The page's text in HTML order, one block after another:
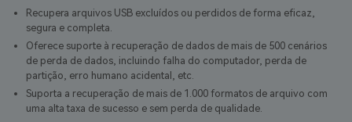
Loja
Suporte
Recoverit para Mac
Recuperar arquivos de documentos
Recuperação de dispositivos
Soluções de arquivos
Soluções para computadores
Soluções para armazenamento
Porque Recoverit
Especialista em recuperação de dados
Histórias de usuários
Guide
Recupera arquivos USB excluídos ou perdidos de forma eficaz,
segura e completa.
Oferece suporte à recuperação de dados de mais de 500 cenários
de perda de dados, incluindo falha do computador, perda de
partição, erro humano acidental, etc.
Suporta a recuperação de mais de 1.000 formatos de arquivo com
uma alta taxa de sucesso e sem perda de qualidade.